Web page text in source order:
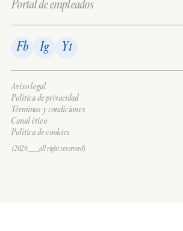
Portal de empleados
Fb Ig Yt
Aviso legal
Política de privacidad
Términos y condiciones
Canal ético
Política de cookies
(2026___all right reserverd)